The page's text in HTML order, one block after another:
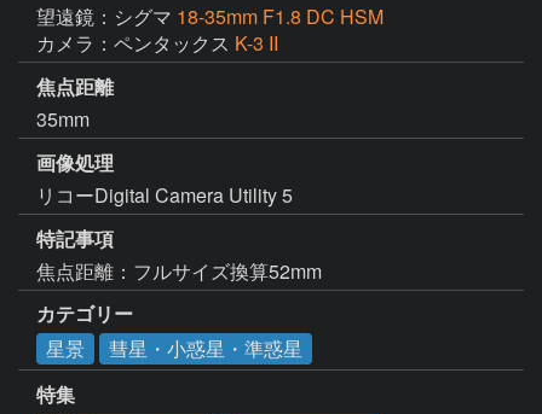
望遠鏡：シグマ 18-35mm F1.8 DC HSM
カメラ：ペンタックス K-3 II
焦点距離
35mm
画像処理
リコーDigital Camera Utility 5
特記事項
焦点距離：フルサイズ換算52mm
カテゴリー
星景
彗星・小惑星・準惑星
特集